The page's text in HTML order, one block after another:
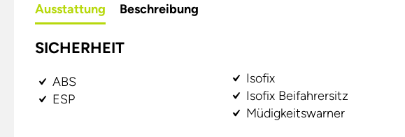
Ausstattung Beschreibung
SICHERHEIT
ABS
ESP
Isofix
Isofix Beifahrersitz
Müdigkeitswarner